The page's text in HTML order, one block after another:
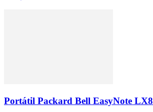
Portátil Packard Bell EasyNote